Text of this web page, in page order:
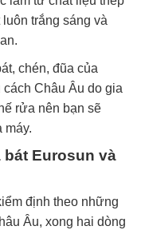
trắng sáng và
chén, đũa của
Châu Âu do gia
rửa nên bạn sẽ
máy.
Eurosun và
định theo những
Âu, xong hai dòng